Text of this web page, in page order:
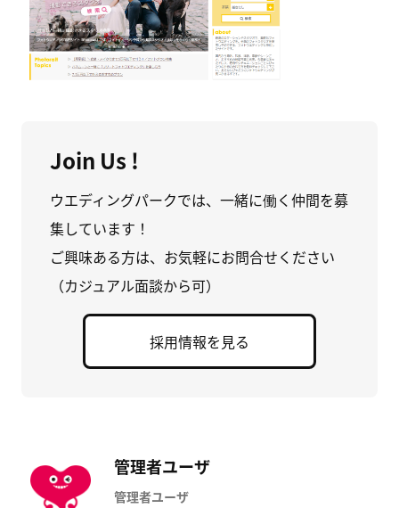
Join Us !
ウエディングパークでは、一緒に働く仲間を募
集しています！
ご興味ある方は、お気軽にお問合せください
（カジュアル面談から可）
採用情報を見る
管理者ユーザ
管理者ユーザ